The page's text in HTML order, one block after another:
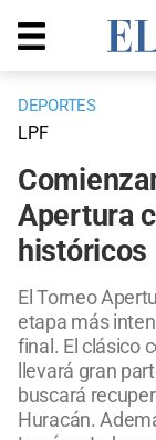
DEPORTES
LPF
Apertura
históricos
El Torneo
etapa más
final. El clásico
llevará gran
buscará
Huracán.